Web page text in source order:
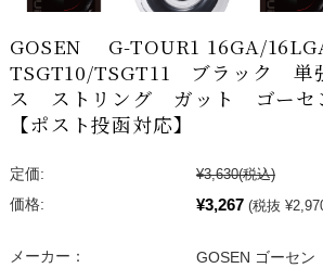
GOSEN G-TOUR1 16GA/
TSGT10/TSGT11 ブラック 単
ス ストリング ガット ゴーセ
【ポスト投函対応】
定価: ¥3,630(税込)
価格:
¥3,267 (税抜
メーカー：
GOSEN ゴーセン